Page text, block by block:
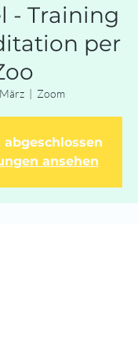
- Training
per
  |
Zoom
ansehen